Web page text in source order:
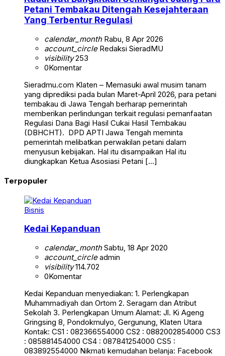
Petani Tembakau Ditengah Kesejahteraan
Yang Terbentur Regulasi
calendar_monthRabu, 8 Apr 2026
account_circleRedaksi SieradMU
visibility253
0Komentar
Sieradmu.com Klaten – Memasuki awal musim tanam
yang diprediksi pada bulan Maret-April 2026, para petani
tembakau di Jawa Tengah berharap pemerintah
memberikan perlindungan terkait regulasi pemanfaatan
Regulasi Dana Bagi Hasil Cukai Hasil Tembakau
(DBHCHT). DPD APTI Jawa Tengah meminta
pemerintah melibatkan perwakilan petani dalam
menyusun kebijakan. Hal itu disampaikan Hal itu
diungkapkan Ketua Asosiasi Petani […]
Terpopuler
Bisnis
Kedai Kepanduan
calendar_monthSabtu, 18 Apr 2020
account_circleadmin
visibility114.702
0Komentar
Kedai Kepanduan menyediakan: 1. Perlengkapan
Muhammadiyah dan Ortom 2. Seragam dan Atribut
Sekolah 3. Perlengkapan Umum Alamat: Jl. Ki Ageng
Gringsing 8, Pondokmulyo, Gergunung, Klaten Utara
Kontak: CS1 : 082366554000 CS2 : 0882002854000 CS3
: 085881454000 CS4 : 087841254000 CS5 :
083892554000 Nikmati kemudahan belanja: Facebook